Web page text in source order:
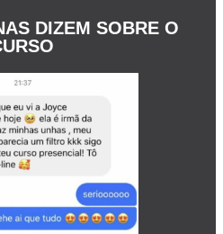
DIZEM SOBRE O